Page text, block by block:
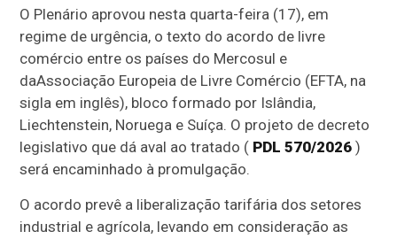
O Plenário aprovou nesta quarta-feira (17), em
regime de urgência, o texto do acordo de livre
comércio entre os países do Mercosul e
daAssociação Europeia de Livre Comércio (EFTA, na
sigla em inglês), bloco formado por Islândia,
Liechtenstein, Noruega e Suíça. O projeto de decreto
legislativo que dá aval ao tratado ( PDL 570/2026 )
será encaminhado à promulgação.
O acordo prevê a liberalização tarifária dos setores
industrial e agrícola, levando em consideração as